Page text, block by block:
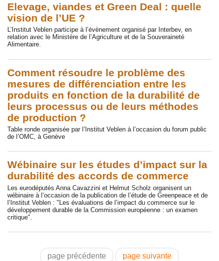
Elevage, viandes et Green Deal : quelle
vision de l’UE ?
L’Institut Veblen participe à l’évènement organisé par Interbev, en
relation avec le Ministère de l’Agriculture et de la Souveraineté
Alimentaire.
Comment résoudre le problème des
mesures de différenciation entre les
produits en fonction de la durabilité de
leurs processus ou de leurs méthodes
de production ?
Table ronde organisée par l’Institut Veblen à l’occasion du forum public
de l’OMC, à Genève
Wébinaire sur les études d’impact sur la
durabilité des accords de commerce
Les eurodéputés Anna Cavazzini et Helmut Scholz organisent un
wébinaire à l’occasion de la publication de l’étude de Greenpeace et de
l’Institut Veblen : "Les évaluations de l’impact du commerce sur le
développement durable de la Commission européenne : un examen
critique".
page précédente page suivante